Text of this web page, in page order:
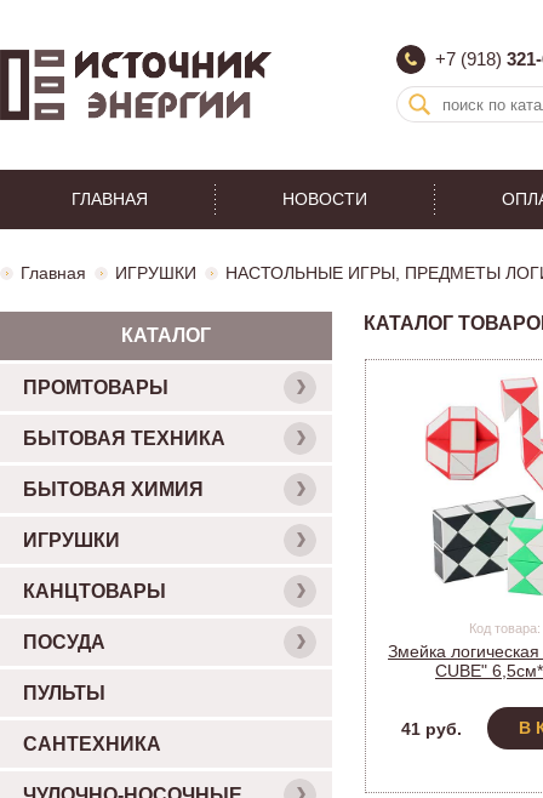
+7 (918)
ГЛАВНАЯ НОВОСТИ
Главная ИГРУШКИ НАСТОЛЬНЫЕ ИГРЫ, ПРЕДМЕТЫ
КАТАЛОГ
Код
Змейка
CUBE"
41 руб. В
КАТАЛОГ
ПРОМТОВАРЫ
БЫТОВАЯ ТЕХНИКА
БЫТОВАЯ ХИМИЯ
ИГРУШКИ
КАНЦТОВАРЫ
ПОСУДА
ПУЛЬТЫ
САНТЕХНИКА